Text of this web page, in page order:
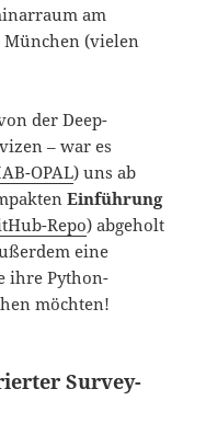
am
(vielen
der Deep-
– war es
OPAL) uns ab
Einführung
Repo) abgeholt
eine
ihre Python-
möchten!
Survey-